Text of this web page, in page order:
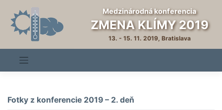
content
Medzinárodná konferencia
ZMENA KLÍMY 2019
13. - 15. 11. 2019, Bratislava
Fotky z konferencie 2019 – 2. deň